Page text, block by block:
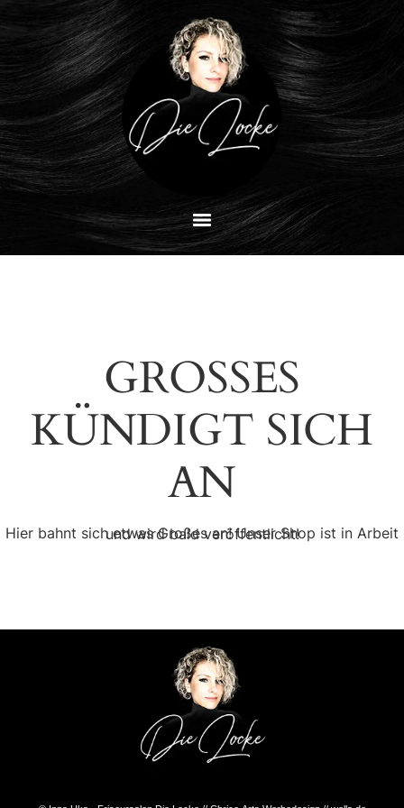
GROSSES K
ÜNDIGT SICH A
N
Hier bahnt sich etwas Großes an! Unser Shop ist in Arbeit und wird bald veröffentlicht!